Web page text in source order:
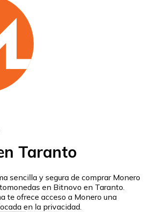
Taranto
sencilla y segura de comprar Monero
en Bitnovo en Taranto.
te ofrece acceso a Monero una
en la privacidad.